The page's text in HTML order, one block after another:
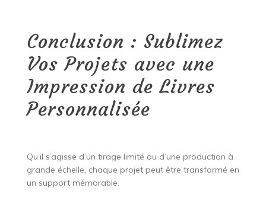
Conclusion : Sublimez
Vos Projets avec une
Impression de Livres
Personnalisée
Qu’il s’agisse d’un tirage limité ou d’une production à
grande échelle, chaque projet peut être transformé en
un support mémorable.